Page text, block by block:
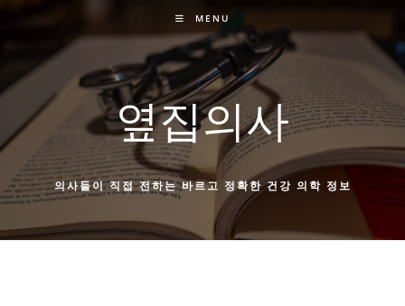
Skip
MENU
옆집의사
의사들이 직접 전하는 바르고 정확한 건강 의학 정보